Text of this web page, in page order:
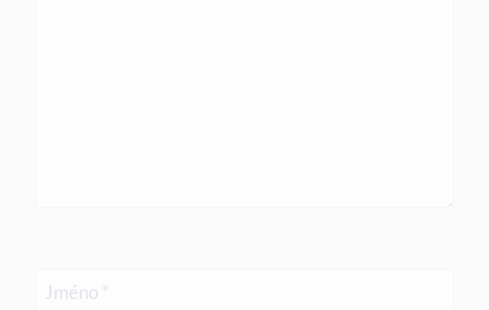
Jméno *